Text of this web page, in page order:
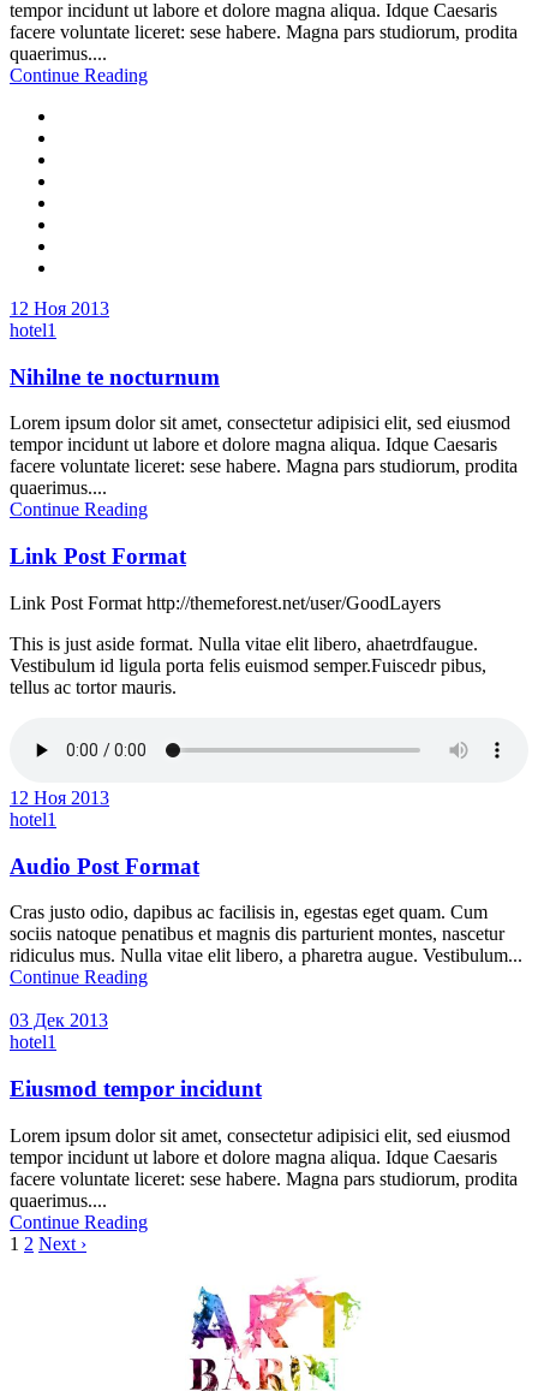
tempor incidunt ut labore et dolore magna aliqua. Idque Caesaris
facere voluntate liceret: sese habere. Magna pars studiorum, prodita
quaerimus....
Continue Reading
12 Ноя 2013
hotel1
Nihilne te nocturnum
Lorem ipsum dolor sit amet, consectetur adipisici elit, sed eiusmod
tempor incidunt ut labore et dolore magna aliqua. Idque Caesaris
facere voluntate liceret: sese habere. Magna pars studiorum, prodita
quaerimus....
Continue Reading
Link Post Format
Link Post Format http://themeforest.net/user/GoodLayers
This is just aside format. Nulla vitae elit libero, ahaetrdfaugue.
Vestibulum id ligula porta felis euismod semper.Fuiscedr pibus,
tellus ac tortor mauris.
12 Ноя 2013
hotel1
Audio Post Format
Cras justo odio, dapibus ac facilisis in, egestas eget quam. Cum
sociis natoque penatibus et magnis dis parturient montes, nascetur
ridiculus mus. Nulla vitae elit libero, a pharetra augue. Vestibulum...
Continue Reading
03 Дек 2013
hotel1
Eiusmod tempor incidunt
Lorem ipsum dolor sit amet, consectetur adipisici elit, sed eiusmod
tempor incidunt ut labore et dolore magna aliqua. Idque Caesaris
facere voluntate liceret: sese habere. Magna pars studiorum, prodita
quaerimus....
Continue Reading
1 2 Next ›